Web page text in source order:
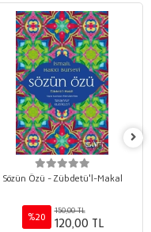
Sözün Özü - Zübdetü'l-Makal
%20
150,00 TL
120,00 TL